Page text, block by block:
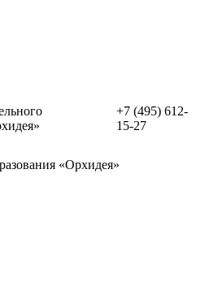
+7 (495) 612-
15-27
«Орхидея»